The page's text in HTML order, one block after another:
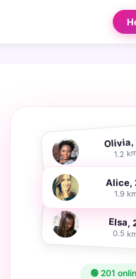
Olivia,
1.2
Alice,
1.9
Elsa,
0.5
🟢 201